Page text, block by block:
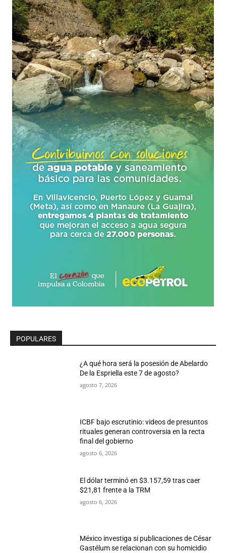
POPULARES
¿A qué hora será la posesión de Abelardo
De la Espriella este 7 de agosto?
agosto 7, 2026
ICBF bajo escrutinio: videos de presuntos
rituales generan controversia en la recta
final del gobierno
agosto 6, 2026
El dólar terminó en $3.157,59 tras caer
$21,81 frente a la TRM
agosto 6, 2026
México investiga si publicaciones de César
Gastélum se relacionan con su homicidio